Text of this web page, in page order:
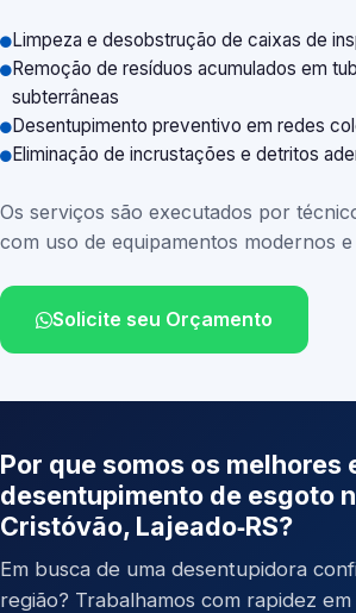
Limpeza e desobstrução de caixas de
Remoção de resíduos acumulados em
subterrâneas
Desentupimento preventivo em redes
Eliminação de incrustações e detritos
Os serviços são executados por
com uso de equipamentos modernos
Solicite seu Orçamento
Por que somos os melhores
desentupimento de esgoto
Cristóvão, Lajeado‑RS?
Em busca de uma desentupidora
região? Trabalhamos com rapidez